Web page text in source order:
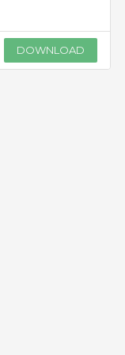
DOWNLOAD